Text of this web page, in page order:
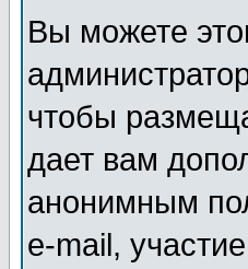
Вы можете
чтобы
дает вам
анонимным
e-mail,